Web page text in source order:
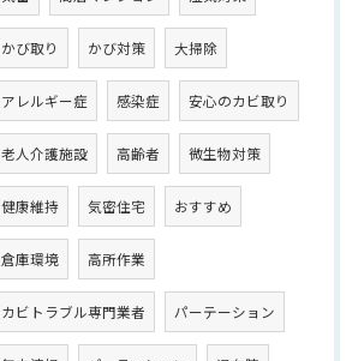
かび取り かび対策 大掃除
アレルギー症 感染症 安心のカビ取り
老人介護施設 高齢者 微生物対策
健康維持 気密住宅 おすすめ
倉庫環境 高所作業
カビトラブル専門業者 パーテーション